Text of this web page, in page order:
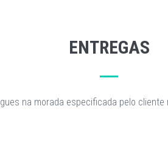
ENTREGAS
na morada especificada pelo